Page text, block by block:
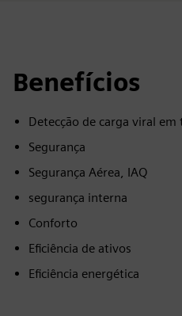
Benefícios
Detecção de carga viral em
Segurança
Segurança Aérea, IAQ
segurança interna
Conforto
Eficiência de ativos
Eficiência energética